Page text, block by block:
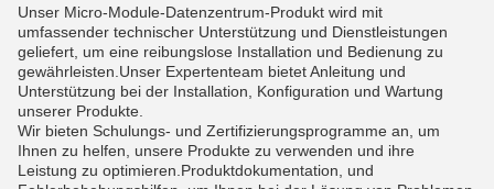
Unser Micro-Module-Datenzentrum-Produkt wird mit
umfassender technischer Unterstützung und Dienstleistungen
geliefert, um eine reibungslose Installation und Bedienung zu
gewährleisten.Unser Expertenteam bietet Anleitung und
Unterstützung bei der Installation, Konfiguration und Wartung
unserer Produkte.
Wir bieten Schulungs- und Zertifizierungsprogramme an, um
Ihnen zu helfen, unsere Produkte zu verwenden und ihre
Leistung zu optimieren.Produktdokumentation, und